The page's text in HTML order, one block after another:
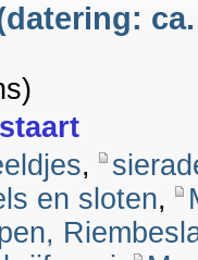
ca.
,
en sloten,